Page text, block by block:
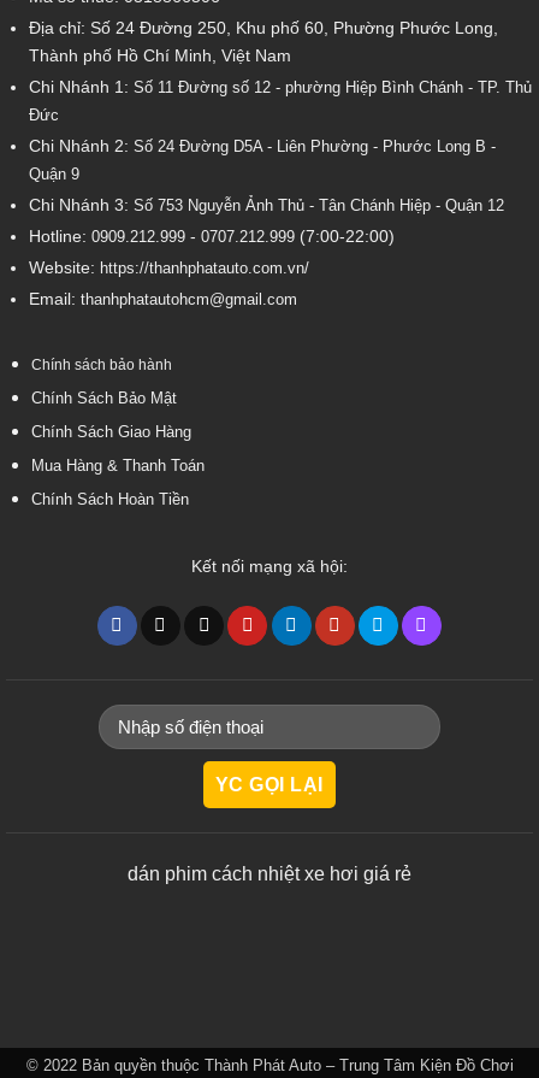
Địa chỉ: Số 24 Đường 250, Khu phố 60, Phường Phước Long,
Thành phố Hồ Chí Minh, Việt Nam
Chi Nhánh 1: Số 11 Đường số 12 - phường Hiệp Bình Chánh - TP. Thủ
Đức
Chi Nhánh 2: Số 24 Đường D5A - Liên Phường - Phước Long B -
Quận 9
Chi Nhánh 3: Số 753Nguyễn Ảnh Thủ - Tân Chánh Hiệp - Quận 12
Hotline: 0909.212.999- 0707.212.999(7:00-22:00)
Website: https://thanhphatauto.com.vn/
Email: thanhphatautohcm@gmail.com
Chính sách bảo hành
Chính Sách Bảo Mật
Chính Sách Giao Hàng
Mua Hàng & Thanh Toán
Chính Sách Hoàn Tiền
Kết nối mạng xã hội:
dán phim cách nhiệt xe hơi giá rẻ
© 2022 Bản quyền thuộc Thành Phát Auto – Trung Tâm Kiện Đồ Chơi